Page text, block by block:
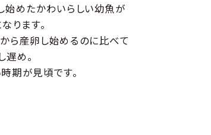
始めたかわいらしい幼魚が
ります。
ら産卵し始めるのに比べて
め。
期が見頃です。